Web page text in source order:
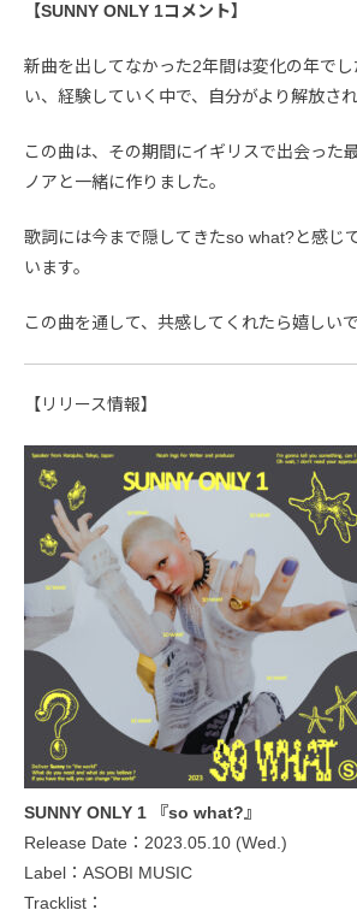
【SUNNY ONLY 1コメント】
新曲を出してなかった2年間は変化の年で
い、経験していく中で、自分がより解放さ
この曲は、その期間にイギリスで出会った
ノアと一緒に作りました。
歌詞には今まで隠してきたso what?と感じ
います。
この曲を通して、共感してくれたら嬉しいで
【リリース情報】
SUNNY ONLY 1 『so what?』
Release Date：2023.05.10 (Wed.)
Label：ASOBI MUSIC
Tracklist：